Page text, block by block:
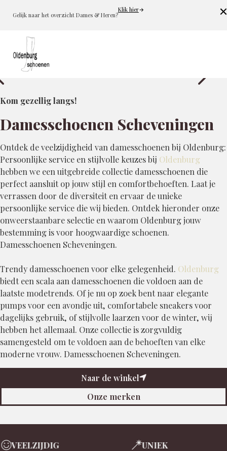
Gelijk naar het overzicht Dames & Heren?
Klik hier
Kom gezellig langs!
Damesschoenen Scheveningen
Ontdek de veelzijdigheid van damesschoenen bij Oldenburg:
Persoonlijke service en stijlvolle keuzes bij Oldenburg
hebben we een uitgebreide collectie damesschoenen die
perfect aansluit op jouw stijl en comfortbehoeften. Laat je
verrassen door de diversiteit en ervaar de unieke
persoonlijke service die wij bieden. Ontdek hieronder onze
onweerstaanbare selectie en waarom Oldenburg jouw
bestemming is voor hoogwaardige schoenen.
Damesschoenen Scheveningen.
Trendy damesschoenen voor elke gelegenheid. Oldenburg
biedt een scala aan damesschoenen die voldoen aan de
laatste modetrends. Of je nu op zoek bent naar elegante
pumps voor een avondje uit, comfortabele sneakers voor
dagelijks gebruik, of stijlvolle laarzen voor de winter, wij
hebben het allemaal. Onze collectie is zorgvuldig
samengesteld om te voldoen aan de behoeften van elke
moderne vrouw. Damesschoenen Scheveningen.
Naar de winkel
Onze merken
UNIEK